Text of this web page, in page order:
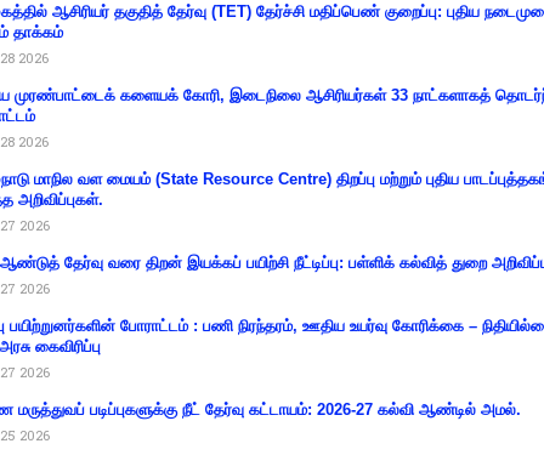
ஆசிரியர் தகுதித் தேர்வு (TET) தேர்ச்சி மதிப்பெண் குறைப்பு: புதிய
தாக்கம்
2026
முரண்பாட்டைக் களையக் கோரி, இடைநிலை ஆசிரியர்கள் 33 நாட்களாகத்
2026
மாநில வள மையம் (State Resource Centre) திறப்பு மற்றும் புதிய
அறிவிப்புகள்.
2026
ஆண்டுத் தேர்வு வரை திறன் இயக்கப் பயிற்சி நீட்டிப்பு: பள்ளிக் கல்வித் துறை
2026
பயிற்றுனர்களின் போராட்டம் : பணி நிரந்தரம், ஊதிய உயர்வு கோரிக்கை –
கைவிரிப்பு
2026
மருத்துவப் படிப்புகளுக்கு நீட் தேர்வு கட்டாயம்: 2026-27 கல்வி ஆண்டில் அமல்.
2026